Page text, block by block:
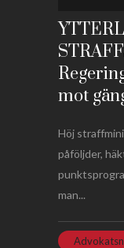
mot
Höj
påföljder,
man...